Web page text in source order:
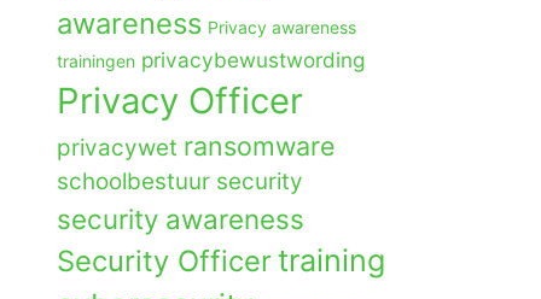
awareness Privacy awareness
trainingen privacybewustwording
Privacy Officer
privacywet ransomware
schoolbestuur security
security awareness
Security Officertraining